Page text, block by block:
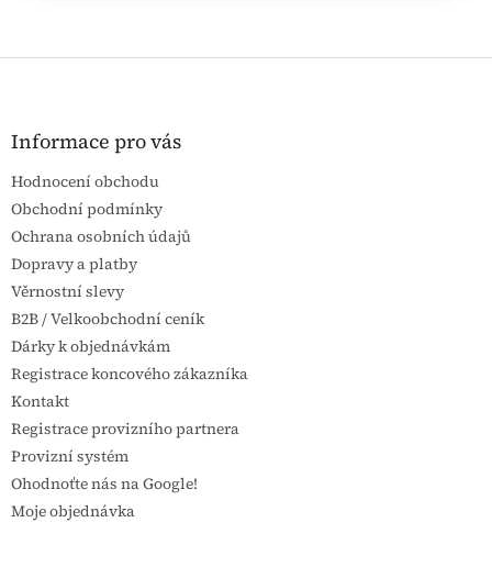
Z
Informace pro vás
Hodnocení obchodu
Obchodní podmínky
Ochrana osobních údajů
Dopravy a platby
Věrnostní slevy
B2B / Velkoobchodní ceník
Dárky k objednávkám
Registrace koncového zákazníka
Kontakt
Registrace provizního partnera
Provizní systém
Ohodnoťte nás na Google!
Moje objednávka